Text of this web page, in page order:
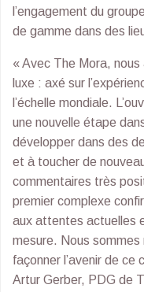
l’engagement du
de gamme dans des
« Avec The Mora,
luxe : axé sur
l’échelle mondiale.
une nouvelle étape
développer dans des
et à toucher de
commentaires très
premier complexe
aux attentes actuelles
mesure. Nous sommes
façonner l’avenir de
Artur Gerber, PDG de